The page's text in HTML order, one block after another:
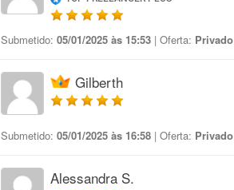
Submetido: 05/01/2025 às 15:53 | Oferta: Privado
Gilberth
Submetido: 05/01/2025 às 16:58 | Oferta: Privado
Alessandra S.